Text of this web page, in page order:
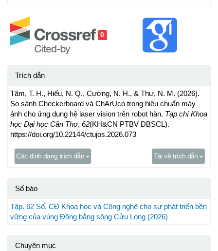
0
Trích dẫn
Tâm, T. H., Hiếu, N. Q., Cường, N. H., & Thư, N. M. (2026).
So sánh Checkerboard và ChArUco trong hiệu chuẩn máy
ảnh cho ứng dụng hệ laser vision trên robot hàn. Tạp chí Khoa
học Đại học Cần Thơ, 62(KH&CN PTBV ĐBSCL).
https://doi.org/10.22144/ctujos.2026.073
Các định dạng trích dẫn Tải về trích dẫn
Số báo
Tập. 62 Số. CĐ Khoa học và Công nghệ cho sự phát triển bền
vững của vùng Đồng bằng sông Cửu Long (2026)
Chuyên mục